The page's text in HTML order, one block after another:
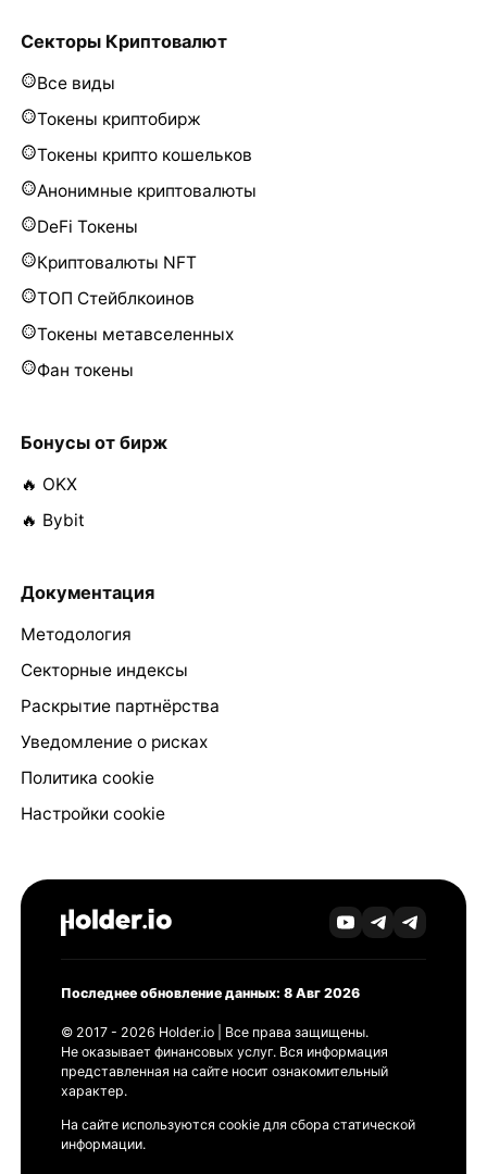
Секторы Криптовалют
Все виды
Токены криптобирж
Токены крипто кошельков
Анонимные криптовалюты
DeFi Токены
Криптовалюты NFT
ТОП Стейблкоинов
Токены метавселенных
Фан токены
Бонусы от бирж
🔥 OKX
🔥 Bybit
Документация
Методология
Секторные индексы
Раскрытие партнёрства
Уведомление о рисках
Политика cookie
Настройки cookie
Последнее обновление данных: 8 Авг 2026
© 2017 - 2026 Holder.io | Все права защищены.
Не оказывает финансовых услуг. Вся информация
представленная на сайте носит ознакомительный
характер.
На сайте используются cookie для сбора статической
информации.